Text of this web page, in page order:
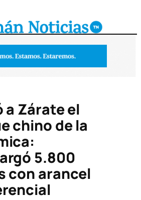
a Zárate el
chino de la
5.800
con arancel